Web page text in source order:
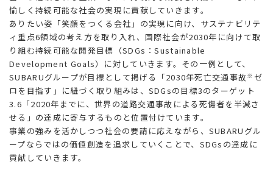
愉しく持続可能な社会の実現に貢献していきます。
ありたい姿「笑顔をつくる会社」の実現に向け、サステナビリテ
ィ重点6領域の考え方を取り入れ、国際社会が2030年に向けて取
り組む持続可能な開発目標（SDGs：Sustainable
Development Goals）に対していきます。その一例として、
SUBARUグループが目標として掲げる「2030年死亡交通事故※ ゼ
ロを目指す」に紐づく取り組みは、SDGsの目標3のターゲット
3.6「2020年までに、世界の道路交通事故による死傷者を半減さ
せる」の達成に寄与するものと位置付けています。
事業の強みを活かしつつ社会の要請に応えながら、SUBARUグル
ープならではの価値創造を追求していくことで、SDGsの達成に
貢献していきます。